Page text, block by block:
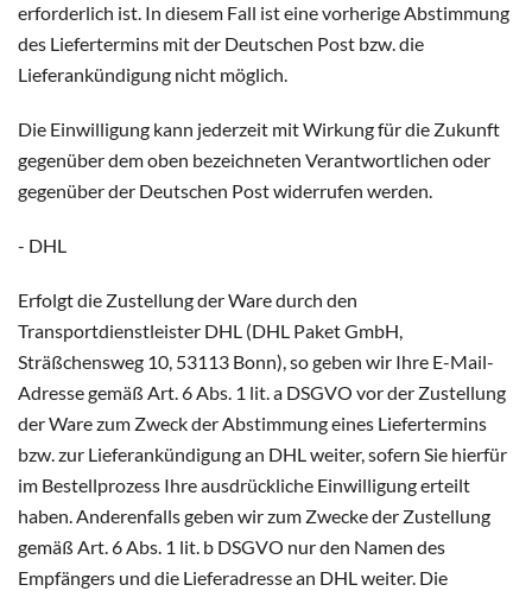
erforderlich ist. In diesem Fall ist eine vorherige Abstimmung
des Liefertermins mit der Deutschen Post bzw. die
Lieferankündigung nicht möglich.
Die Einwilligung kann jederzeit mit Wirkung für die Zukunft
gegenüber dem oben bezeichneten Verantwortlichen oder
gegenüber der Deutschen Post widerrufen werden.
- DHL
Erfolgt die Zustellung der Ware durch den
Transportdienstleister DHL (DHL Paket GmbH,
Sträßchensweg 10, 53113 Bonn), so geben wir Ihre E-Mail-
Adresse gemäß Art. 6 Abs. 1 lit. a DSGVO vor der Zustellung
der Ware zum Zweck der Abstimmung eines Liefertermins
bzw. zur Lieferankündigung an DHL weiter, sofern Sie hierfür
im Bestellprozess Ihre ausdrückliche Einwilligung erteilt
haben. Anderenfalls geben wir zum Zwecke der Zustellung
gemäß Art. 6 Abs. 1 lit. b DSGVO nur den Namen des
Empfängers und die Lieferadresse an DHL weiter. Die